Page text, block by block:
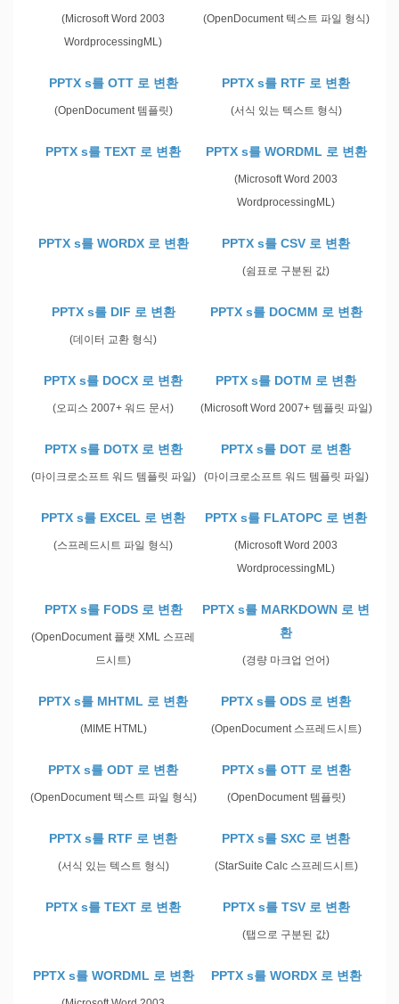
(Microsoft Word 2003
WordprocessingML)
(OpenDocument 텍스트 파일 형식)
PPTX s를 OTT 로 변환
(OpenDocument 템플릿)
PPTX s를 RTF 로 변환
(서식 있는 텍스트 형식)
PPTX s를 TEXT 로 변환 PPTX s를 WORDML 로 변환
(Microsoft Word 2003
WordprocessingML)
PPTX s를 WORDX 로 변환 PPTX s를 CSV 로 변환
(쉼표로 구분된 값)
PPTX s를 DIF 로 변환
(데이터 교환 형식)
PPTX s를 DOCMM 로 변환
PPTX s를 DOCX 로 변환
(오피스 2007+ 워드 문서)
PPTX s를 DOTM 로 변환
(Microsoft Word 2007+ 템플릿 파일)
PPTX s를 DOTX 로 변환
(마이크로소프트 워드 템플릿 파일)
PPTX s를 DOT 로 변환
(마이크로소프트 워드 템플릿 파일)
PPTX s를 EXCEL 로 변환
(스프레드시트 파일 형식)
PPTX s를 FLATOPC 로 변환
(Microsoft Word 2003
WordprocessingML)
PPTX s를 FODS 로 변환
(OpenDocument 플랫 XML 스프레
드시트)
PPTX s를 MARKDOWN 로 변
환
(경량 마크업 언어)
PPTX s를 MHTML 로 변환
(MIME HTML)
PPTX s를 ODS 로 변환
(OpenDocument 스프레드시트)
PPTX s를 ODT 로 변환
(OpenDocument 텍스트 파일 형식)
PPTX s를 OTT 로 변환
(OpenDocument 템플릿)
PPTX s를 RTF 로 변환
(서식 있는 텍스트 형식)
PPTX s를 SXC 로 변환
(StarSuite Calc 스프레드시트)
PPTX s를 TEXT 로 변환 PPTX s를 TSV 로 변환
(탭으로 구분된 값)
PPTX s를 WORDML 로 변환 PPTX s를 WORDX 로 변환